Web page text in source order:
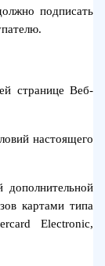
подписать
странице Веб-
настоящего
картами типа
Electronic,